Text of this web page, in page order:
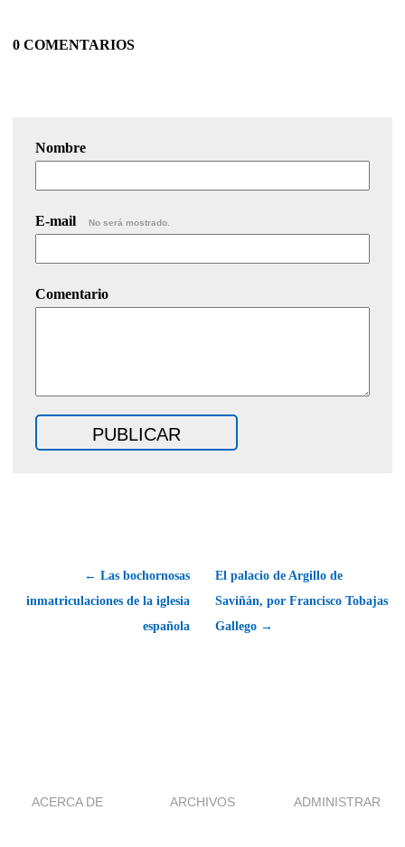
0 COMENTARIOS
Nombre
E-mail No será mostrado.
Comentario
← Las bochornosas
inmatriculaciones de la iglesia
española
El palacio de Argillo de
Saviñán, por Francisco Tobajas
Gallego →
ACERCA DE ARCHIVOS ADMINISTRAR